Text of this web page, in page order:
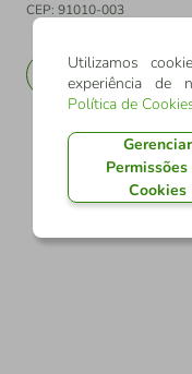
CEP: 91010-003
EN
Utilizamos
experiência de
Política de
Gerenciar
Permissões
Cookies